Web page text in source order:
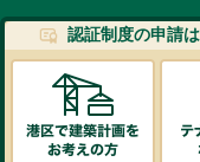
認証制度の申請